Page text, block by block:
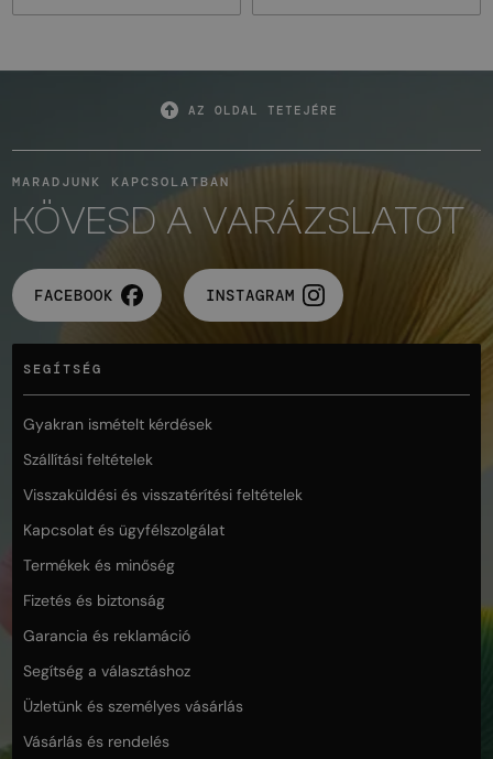
AZ OLDAL TETEJÉRE
MARADJUNK KAPCSOLATBAN
KÖVESD A VARÁZSLATOT
FACEBOOK INSTAGRAM
SEGÍTSÉG
Gyakran ismételt kérdések
Szállítási feltételek
Visszaküldési és visszatérítési feltételek
Kapcsolat és ügyfélszolgálat
Termékek és minőség
Fizetés és biztonság
Garancia és reklamáció
Segítség a választáshoz
Üzletünk és személyes vásárlás
Vásárlás és rendelés